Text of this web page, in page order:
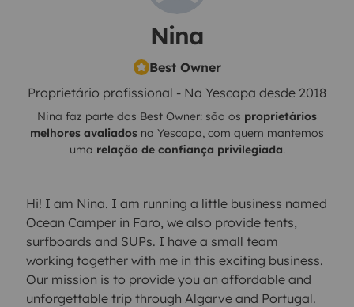
Nina
Best Owner
Proprietário profissional - Na Yescapa desde 2018
Nina faz parte dos Best Owner: são os proprietários
melhores avaliados na Yescapa, com quem mantemos
uma relação de confiança privilegiada.
Hi! I am Nina. I am running a little business named
Ocean Camper in Faro, we also provide tents,
surfboards and SUPs. I have a small team
working together with me in this exciting business.
Our mission is to provide you an affordable and
unforgettable trip through Algarve and Portugal.